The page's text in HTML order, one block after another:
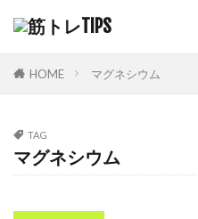
HOME マグネシウム
TAG
マグネシウム